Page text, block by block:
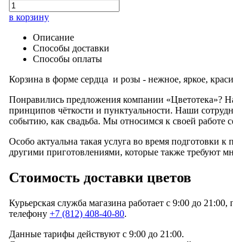
в корзину
Описание
Способы доставки
Способы оплаты
Корзина в форме сердца и розы - нежное, яркое,
Понравились предложения компании «Цветотека»?
принципов чёткости и пунктуальности. Наши
событию, как свадьба. Мы относимся к своей работе
Особо актуальна такая услуга во время
другими приготовлениями, которые также требуют
Стоимость доставки цветов
Курьерская служба магазина работает с 9:00 до
телефону +7 (812) 408-40-80.
Данные тарифы действуют с 9:00 до 21:00.